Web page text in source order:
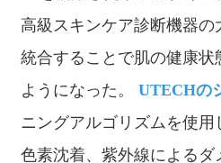
高級スキンケア診断機器
統合することで肌の健康状
ようになった。 UTECHの
ニングアルゴリズムを使用
色素沈着、紫外線によるダ